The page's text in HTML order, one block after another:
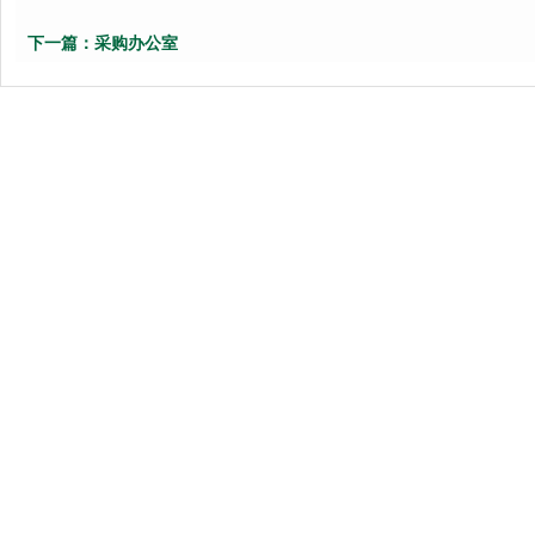
下一篇： 采购办公室